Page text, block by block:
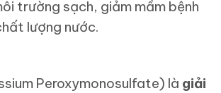
trường sạch, giảm mầm bệnh
lượng nước.
Peroxymonosulfate) là giải